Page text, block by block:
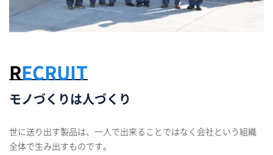
RECRUIT
モノづくりは人づくり
世に送り出す製品は、一人で出来ることではなく会社という組織
全体で生み出すものです。